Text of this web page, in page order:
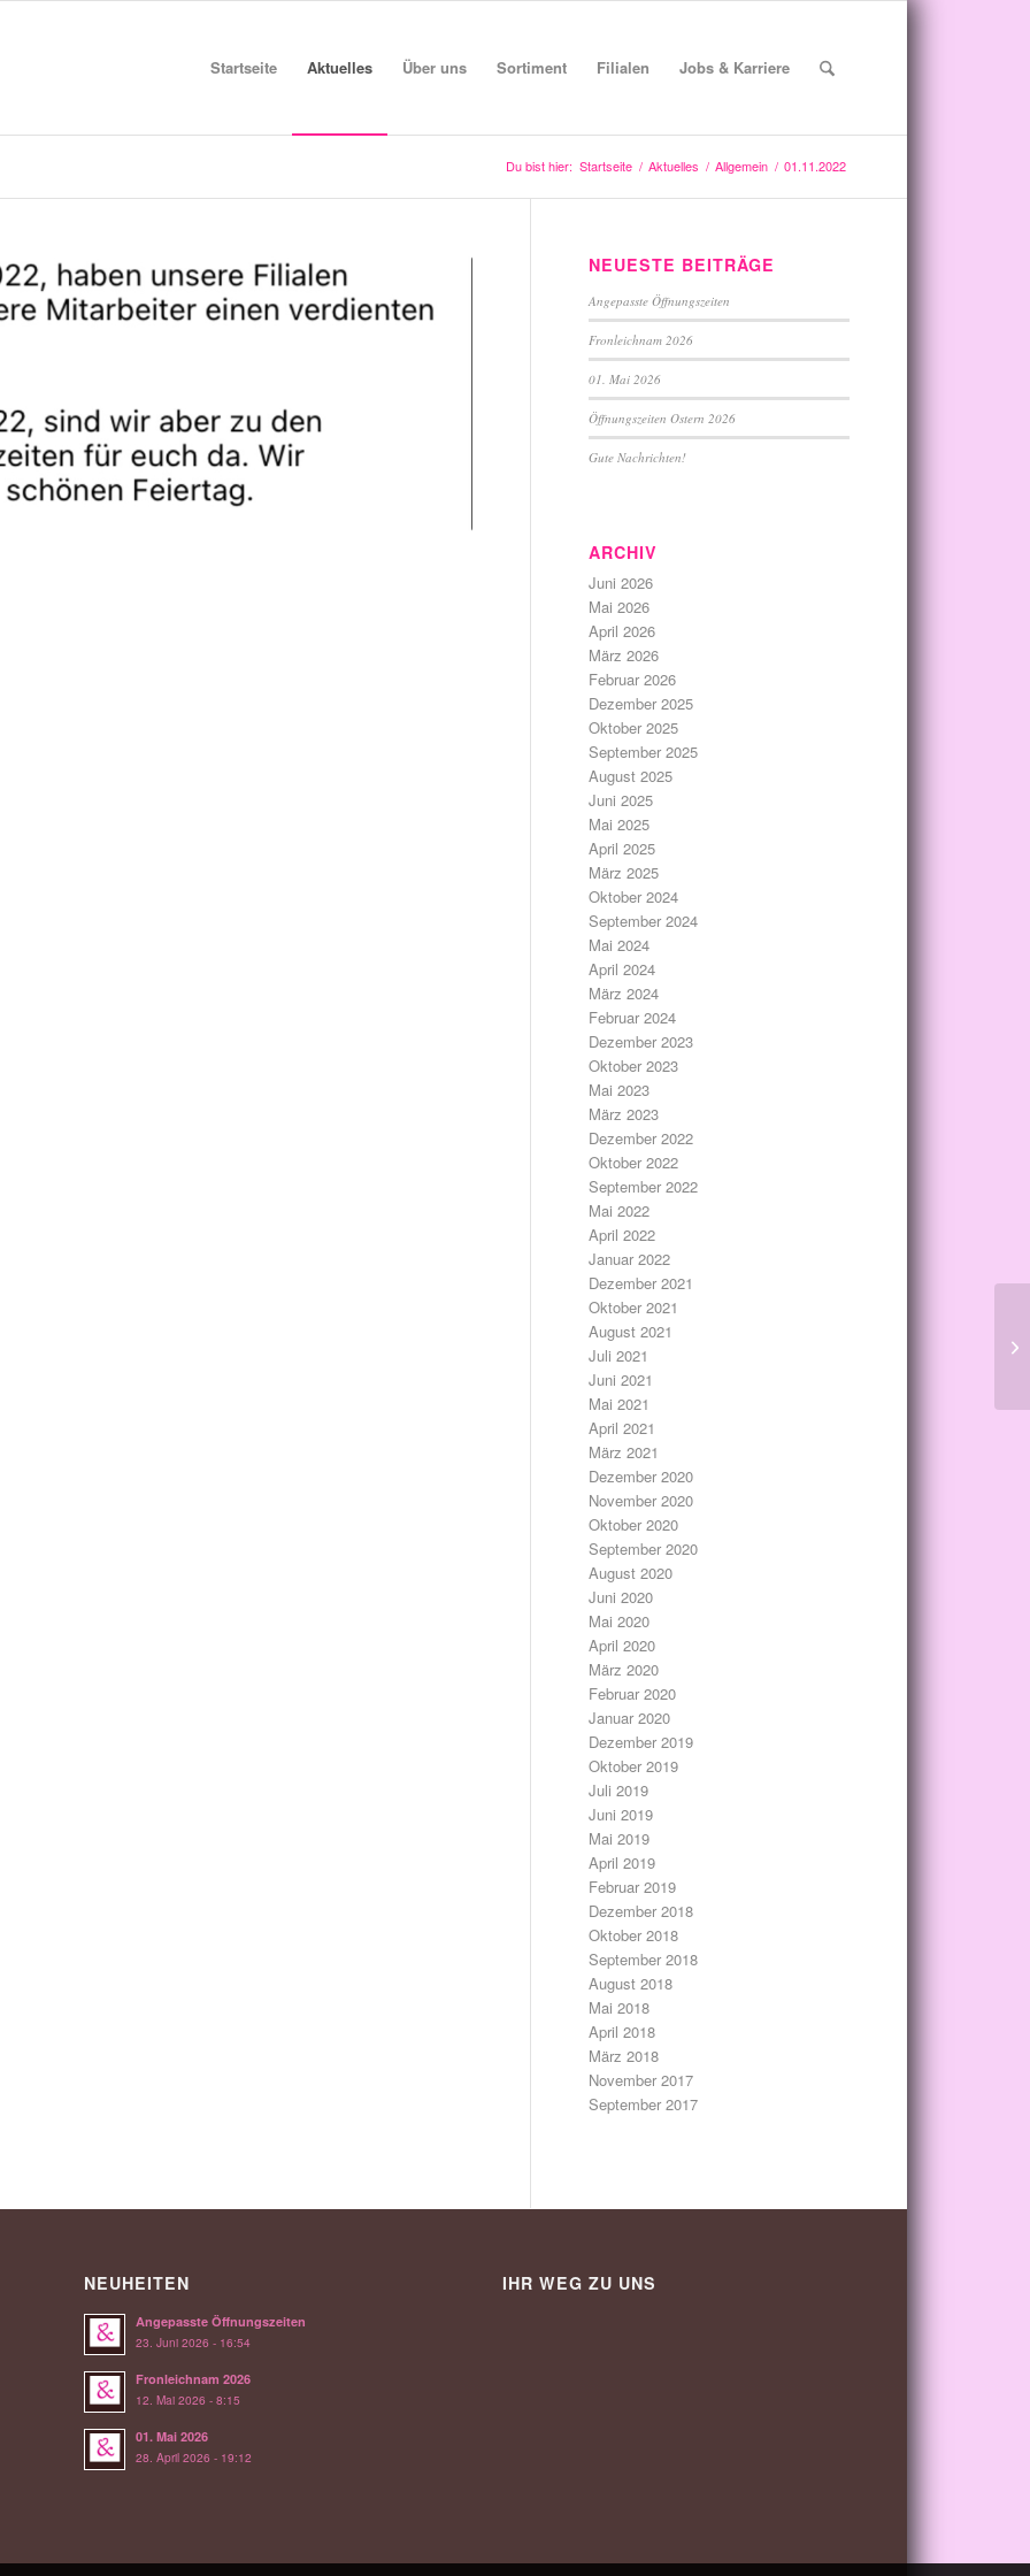
Startseite Aktuelles Über uns Sortiment Filialen Jobs & Karriere
Du bist hier: Startseite / Aktuelles / Allgemein / 01.11.2022
NEUESTE BEITRÄGE
Angepasste Öffnungszeiten
Fronleichnam 2026
01. Mai 2026
Öffnungszeiten Ostern 2026
Gute Nachrichten!
ARCHIV
Juni 2026
Mai 2026
April 2026
März 2026
Februar 2026
Dezember 2025
Oktober 2025
September 2025
August 2025
Juni 2025
Mai 2025
April 2025
März 2025
Oktober 2024
September 2024
Mai 2024
April 2024
März 2024
Februar 2024
Dezember 2023
Oktober 2023
Mai 2023
März 2023
Dezember 2022
Oktober 2022
September 2022
Mai 2022
April 2022
Januar 2022
Dezember 2021
Oktober 2021
August 2021
Juli 2021
Juni 2021
Mai 2021
April 2021
März 2021
Dezember 2020
November 2020
Oktober 2020
September 2020
August 2020
Juni 2020
Mai 2020
April 2020
März 2020
Februar 2020
Januar 2020
Dezember 2019
Oktober 2019
Juli 2019
Juni 2019
Mai 2019
April 2019
Februar 2019
Dezember 2018
Oktober 2018
September 2018
August 2018
Mai 2018
April 2018
März 2018
November 2017
September 2017
NEUHEITEN
Angepasste Öffnungszeiten
23. Juni 2026 - 16:54
Fronleichnam 2026
12. Mai 2026 - 8:15
01. Mai 2026
28. April 2026 - 19:12
IHR WEG ZU UNS